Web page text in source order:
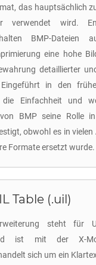
das hauptsächlich
verwendet wird.
BMP-Dateien
eine hohe
detaillierter
in den
Einfachheit und
BMP seine Rolle
obwohl es in vielen
Formate ersetzt wurde.
Table (.uil)
steht für
ist mit der X-
sich um ein